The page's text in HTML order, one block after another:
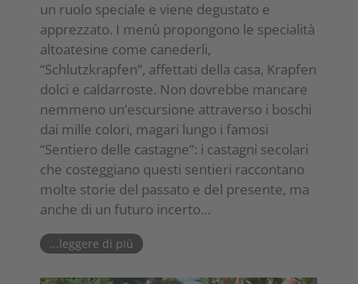
un ruolo speciale e viene degustato e
apprezzato. I menù propongono le specialità
altoatesine come canederli,
“Schlutzkrapfen”, affettati della casa, Krapfen
dolci e caldarroste. Non dovrebbe mancare
nemmeno un’escursione attraverso i boschi
dai mille colori, magari lungo i famosi
“Sentiero delle castagne”: i castagni secolari
che costeggiano questi sentieri raccontano
molte storie del passato e del presente, ma
anche di un futuro incerto…
...leggere di più